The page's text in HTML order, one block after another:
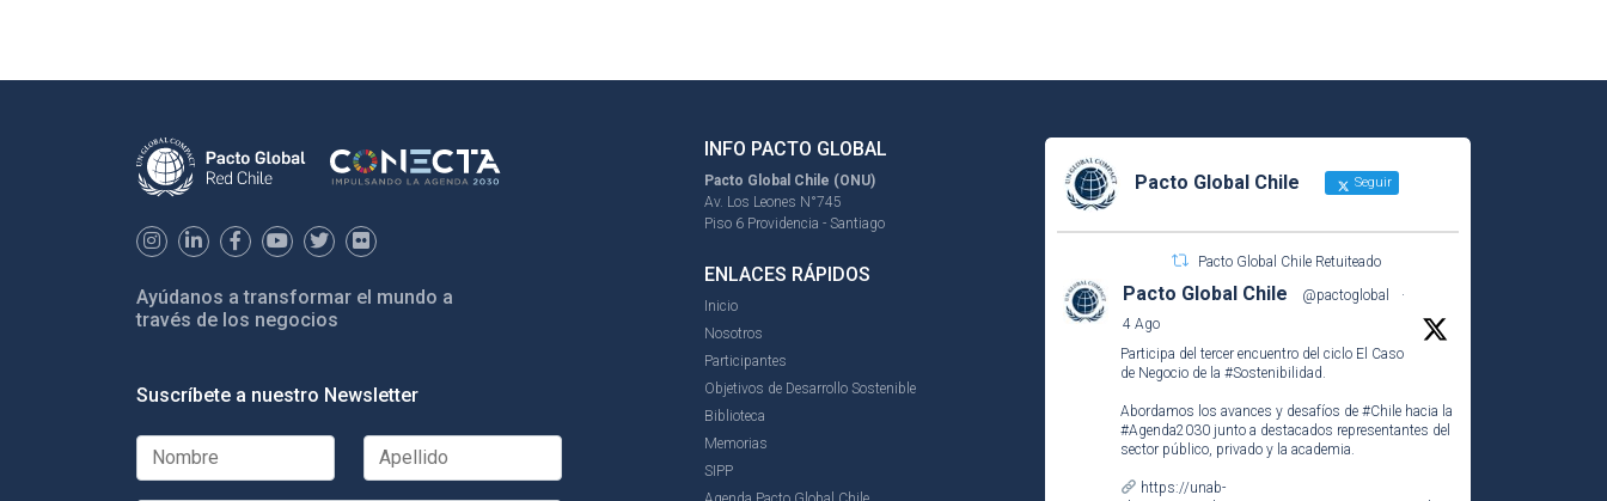
Ayúdanos a transformar el mundo a
través de los negocios
Suscríbete a nuestro Newsletter
INFO PACTO GLOBAL
Pacto Global Chile (ONU)
Av. Los Leones N°745
Piso 6 Providencia - Santiago
ENLACES RÁPIDOS
Inicio
Nosotros
Participantes
Objetivos de Desarrollo Sostenible
Biblioteca
Memorias
SIPP
Pacto Global Chile Seguir
Pacto Global Chile Retuiteado
Pacto Global Chile @pactoglobal
·
4 Ago
Participa del tercer encuentro del ciclo El Caso
de Negocio de la #Sostenibilidad.
Abordamos los avances y desafíos de #Chile hacia la
#Agenda2030 junto a destacados representantes del
sector público, privado y la academia.
https://unab-